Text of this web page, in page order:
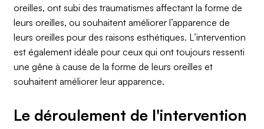
oreilles, ont subi des traumatismes affectant la forme de
leurs oreilles, ou souhaitent améliorer l’apparence de
leurs oreilles pour des raisons esthétiques. L’intervention
est également idéale pour ceux qui ont toujours ressenti
une gêne à cause de la forme de leurs oreilles et
souhaitent améliorer leur apparence.
Le déroulement de l'intervention